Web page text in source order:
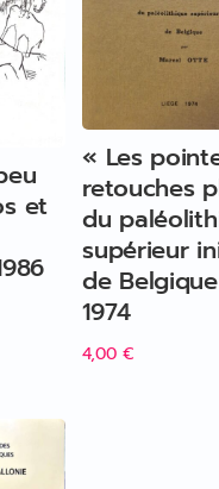
et
« Les
retouches
du
supérieur
de
1974
4,00€